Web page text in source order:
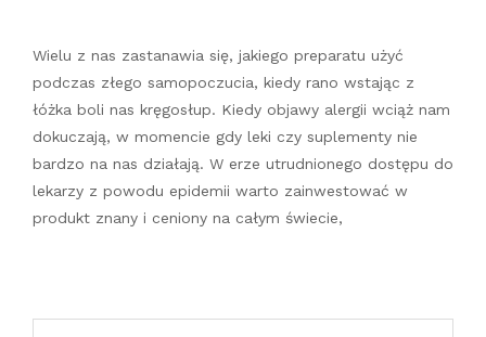
Wielu z nas zastanawia się, jakiego preparatu użyć
podczas złego samopoczucia, kiedy rano wstając z
łóżka boli nas kręgosłup. Kiedy objawy alergii wciąż nam
dokuczają, w momencie gdy leki czy suplementy nie
bardzo na nas działają. W erze utrudnionego dostępu do
lekarzy z powodu epidemii warto zainwestować w
produkt znany i ceniony na całym świecie,